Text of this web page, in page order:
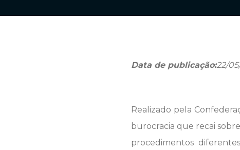
Data de publicação:22/
Realizado pela
burocracia que recai
procedimentos